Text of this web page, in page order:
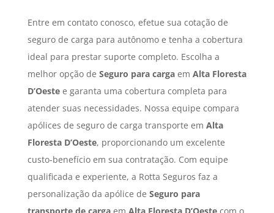
Entre em contato conosco, efetue sua cotação de
seguro de carga para autônomo e tenha a cobertura
ideal para prestar suporte completo. Escolha a
melhor opção de Seguro para cargaem Alta Floresta
D’Oestee garanta uma cobertura completa para
atender suas necessidades. Nossa equipe compara
apólices de seguro de carga transporte em Alta
Floresta D’Oeste, proporcionando um excelente
custo-benefício em sua contratação. Com equipe
qualificada e experiente, a Rotta Seguros faz a
personalização da apólice de Seguro para